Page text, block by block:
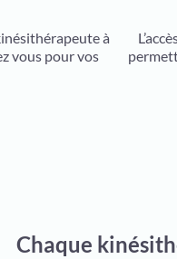
à
vous pour vos
Chaque